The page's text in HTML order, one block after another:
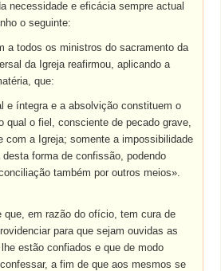
necessidade e eficácia sempre actual
o seguinte:
a todos os ministros do sacramento da
da Igreja reafirmou, aplicando a
que:
e íntegra e a absolvição constituem o
qual o fiel, consciente de pecado grave,
com a Igreja; somente a impossibilidade
forma de confissão, podendo
também por outros meios».
que, em razão do ofício, tem cura de
para que sejam ouvidas as
estão confiados e que de modo
a fim de que aos mesmos se